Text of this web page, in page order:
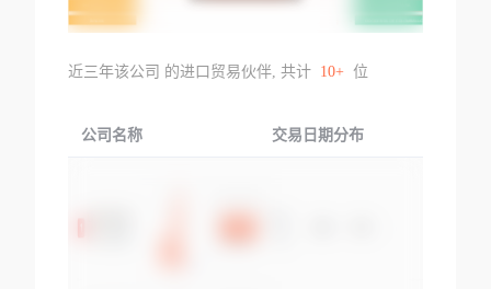
近三年该公司 的进口贸易伙伴, 共计 10+ 位
公司名称 交易日期分布